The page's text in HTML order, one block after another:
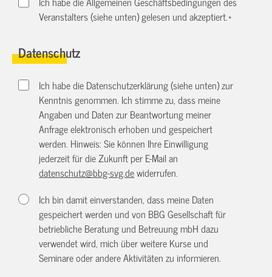
Veranstalters (siehe unten) gelesen und akzeptiert.*
Datenschutz
Ich habe die Datenschutzerklärung (siehe unten) zur
Kenntnis genommen. Ich stimme zu, dass meine
Angaben und Daten zur Beantwortung meiner
Anfrage elektronisch erhoben und gespeichert
werden. Hinweis: Sie können Ihre Einwilligung
jederzeit für die Zukunft per E-Mail an
datenschutz@bbg-svg.dewiderrufen.
Ich bin damit einverstanden, dass meine Daten
gespeichert werden und von BBG Gesellschaft für
betriebliche Beratung und Betreuung mbH dazu
verwendet wird, mich über weitere Kurse und
Seminare oder andere Aktivitäten zu informieren.